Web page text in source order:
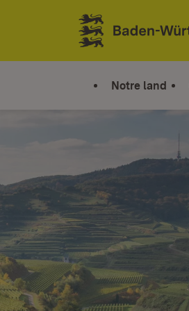
Sauter au contenu
Link zur Startseite
Notre land